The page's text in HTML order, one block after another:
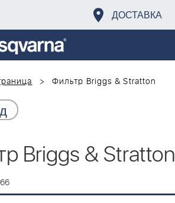
ДОСТАВКА
Фильтр Briggs & Stratton
Briggs & Stratton